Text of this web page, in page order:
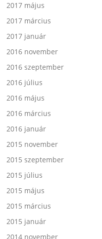
2017 május
2017 március
2017 január
2016 november
2016 szeptember
2016 július
2016 május
2016 március
2016 január
2015 november
2015 szeptember
2015 július
2015 május
2015 március
2015 január
2014 november